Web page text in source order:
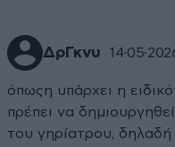
ΔρΓκνυ
όπωςη υπάρχει η
πρέπει να
του γηρίατρου,